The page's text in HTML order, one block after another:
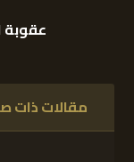
عقوبة
مقالات ذات